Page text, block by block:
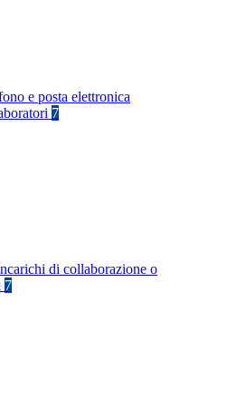
e posta elettronica
7
di collaborazione o
7